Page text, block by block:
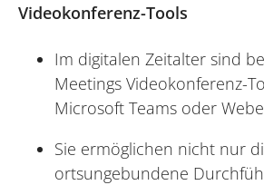
Videokonferenz-Tools
Im digitalen Zeitalter sind
Meetings Videokonferenz-
Microsoft Teams oder
Sie ermöglichen nicht nur
ortsungebundene